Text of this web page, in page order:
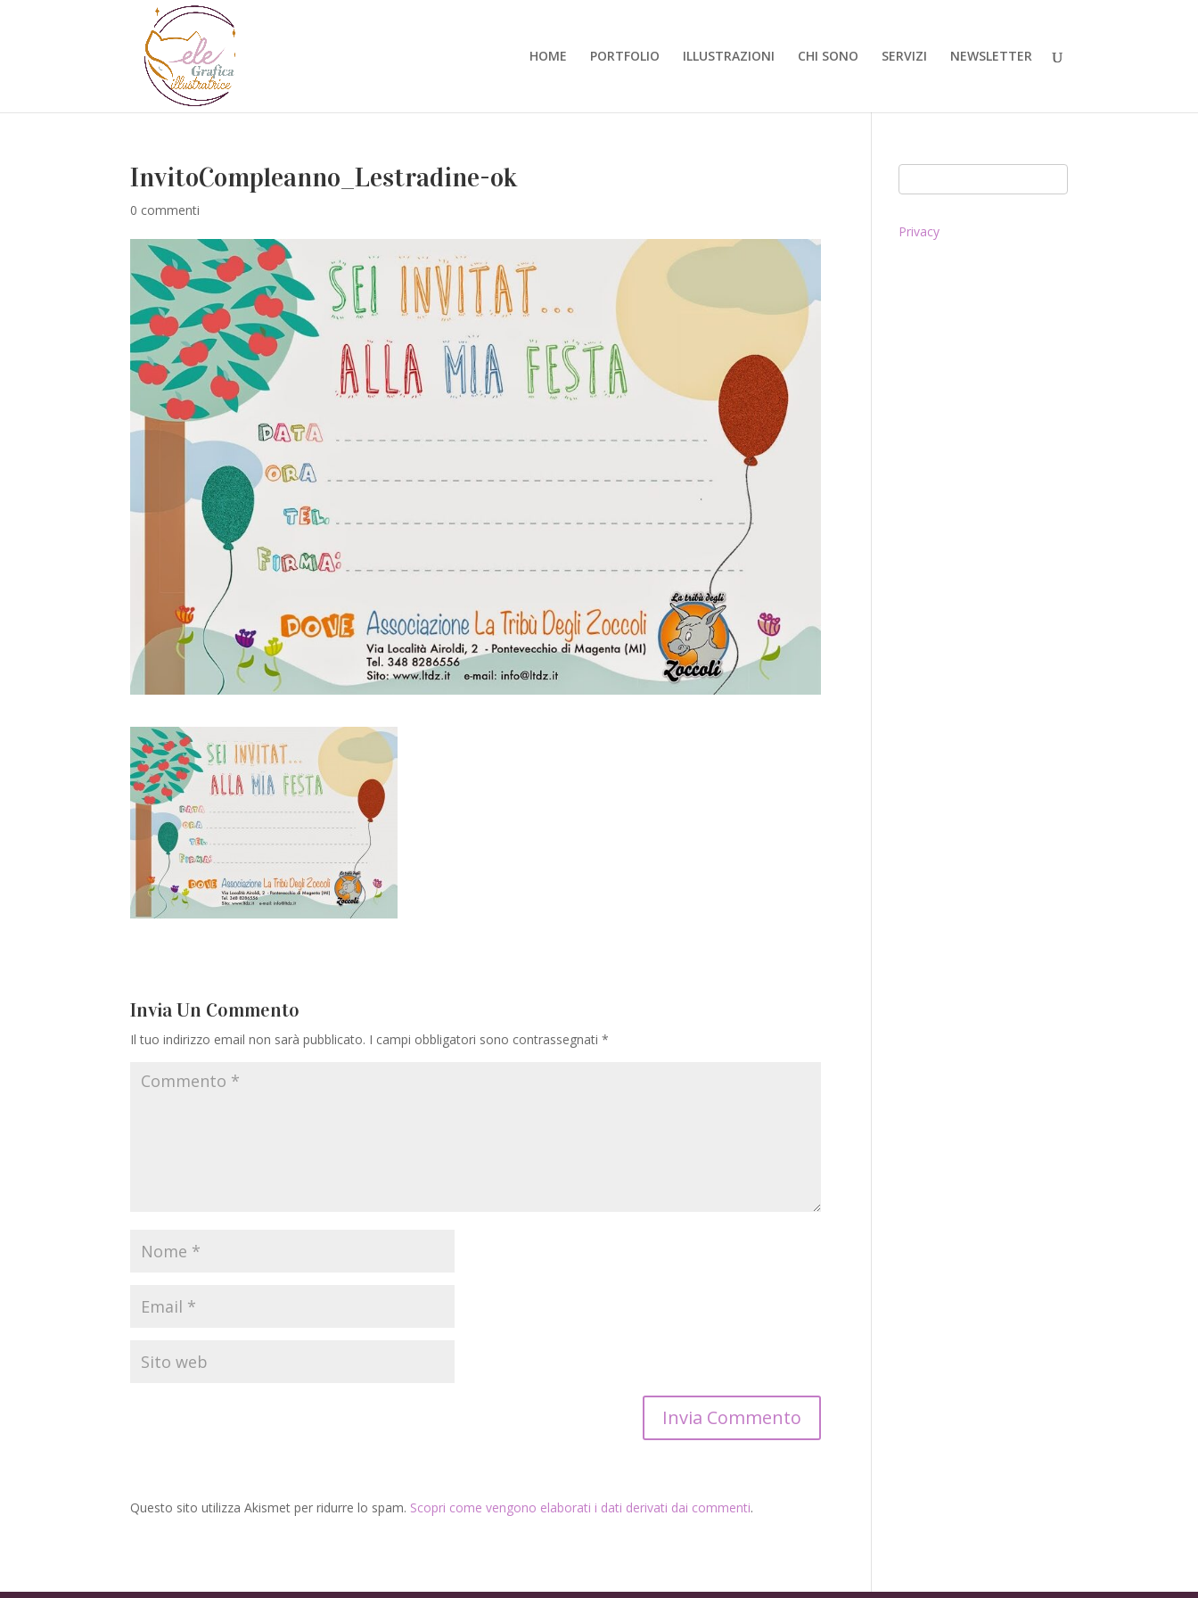
HOME PORTFOLIO ILLUSTRAZIONI CHI SONO SERVIZI NEWSLETTER
InvitoCompleanno_Lestradine-ok
0 commenti
Invia Un Commento
Il tuo indirizzo email non sarà pubblicato. I campi obbligatori sono contrassegnati *
Questo sito utilizza Akismet per ridurre lo spam. Scopri come vengono elaborati i dati derivati dai commenti.
Privacy